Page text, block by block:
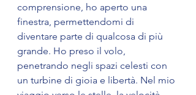
comprensione, ho aperto una
finestra, permettendomi di
diventare parte di qualcosa di più
grande. Ho preso il volo,
penetrando negli spazi celesti con
un turbine di gioia e libertà. Nel mio